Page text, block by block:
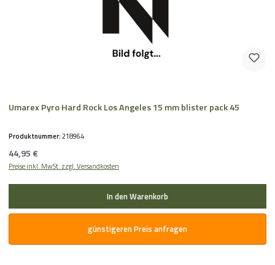
Umarex Pyro Hard Rock Los Angeles 15 mm blister pack 45
Produktnummer:218964
Regulärer Preis:
44,95 €
Preise inkl. MwSt. zzgl. Versandkosten
In den Warenkorb
günstigeren Preis anfragen